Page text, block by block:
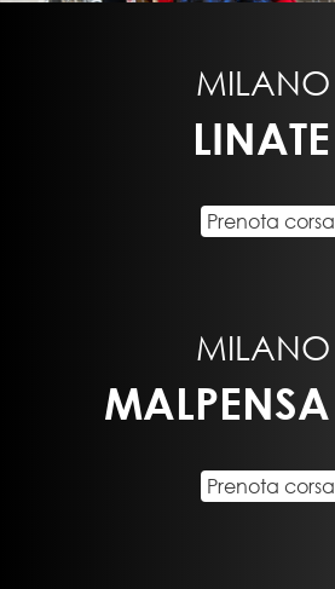
MILANO
LINATE
Prenota corsa
MILANO
MALPENSA
Prenota corsa